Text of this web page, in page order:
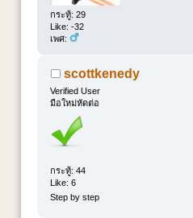
กระทู้: 29
Like: -32
เพศ:
scottkenedy
Verified User
มือใหม่หัดต่อ
กระทู้: 44
Like: 6
Step by step